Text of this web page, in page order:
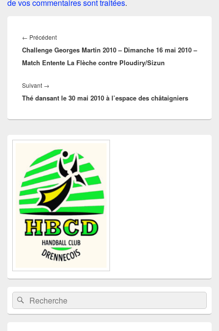
de vos commentaires sont traitées.
de
l’article
← PrécédentArticle
précédent :
Challenge Georges Martin 2010 – Dimanche 16 mai 2010 –
Match Entente La Flèche contre Ploudiry/Sizun
Suivant →
suivant :
Thé dansant le 30 mai 2010 à l’espace des châtaigniers
Zone
barre
latérale
Recherche :Rechercher